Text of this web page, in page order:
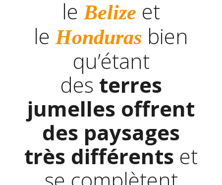
leBelize et
leHonduras bien
qu’étant
des terres
jumelles offrent
des paysages
très différents et